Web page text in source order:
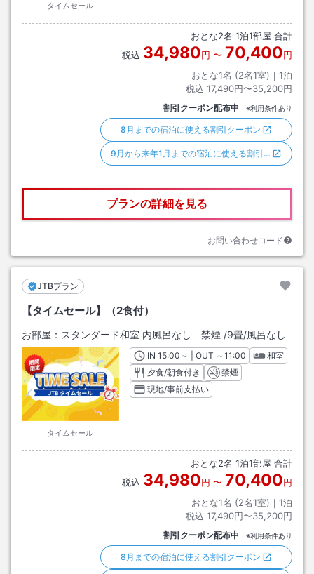
タイムセール
おとな2名 1泊1部屋 合計
税込 34,980円 〜 70,400円
おとな1名 (2名1室)｜ 1泊
税込 17,490円〜35,200円
割引クーポン配布中 ※利用条件あり
8月までの宿泊に使える割引クーポン
9月から来年1月までの宿泊に使える割引…
プランの詳細を見る
お問い合わせコード
JTBプラン
【タイムセール】（2食付）
お部屋： スタンダード和室 内風呂なし 禁煙 /9畳/風呂なし
タイムセール
INチェックイン
15:00 ～ | OUT チェックアウト
～11:00
和室
夕食/朝食付き
禁煙
現地/事前支払い
おとな2名 1泊1部屋 合計
税込 34,980円 〜 70,400円
おとな1名 (2名1室)｜ 1泊
税込 17,490円〜35,200円
割引クーポン配布中 ※利用条件あり
8月までの宿泊に使える割引クーポン